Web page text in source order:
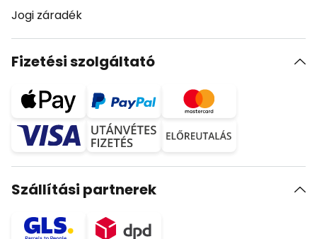
Jogi záradék
Fizetési szolgáltató
Szállítási partnerek